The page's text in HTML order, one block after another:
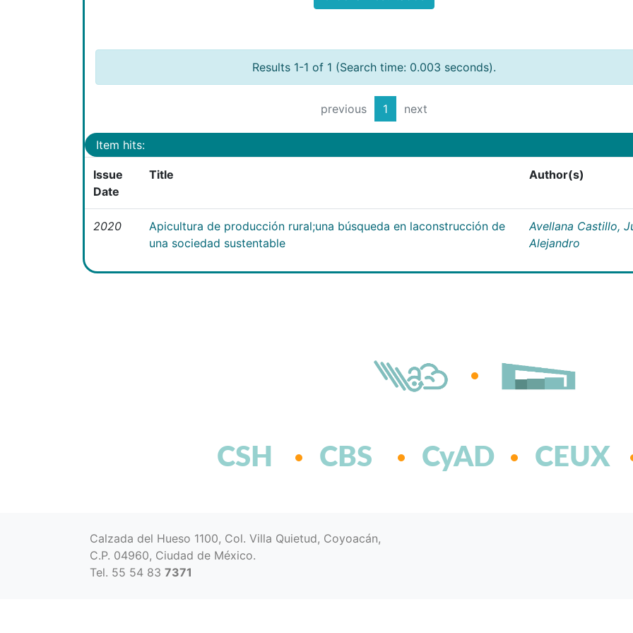
Results 1-1 of 1 (Search time: 0.003 seconds).
previous 1 next
Item hits:
Issue
Date
Title Author(s)
2020
Apicultura de producción rural;una búsqueda en laconstrucción de
una sociedad sustentable
Avellana Castillo,
Alejandro
CSH CBS CyAD CEUX
Calzada del Hueso 1100, Col. Villa Quietud, Coyoacán,
C.P. 04960, Ciudad de México.
Tel. 55 54 83 7371